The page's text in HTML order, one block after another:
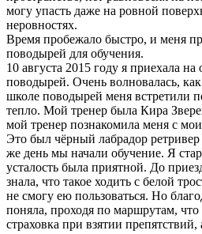
могу упасть даже на ровной
неровностях.
Время пробежало быстро, и меня
поводырей для обучения.
10 августа 2015 году я приехала
поводырей. Очень волновалась,
школе поводырей меня встретили
тепло. Мой тренер была Кира
мой тренер познакомила меня с
Это был чёрный лабрадор
же день мы начали обучение. Я
усталость была приятной. До
знала, что такое ходить с белой
не смогу ею пользоваться. Но
поняла, проходя по маршрутам, что
страховка при взятии